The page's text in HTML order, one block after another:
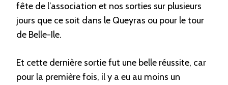
fête de l’association et nos sorties sur plusieurs
jours que ce soit dans le Queyras ou pour le tour
de Belle-Ile.
Et cette dernière sortie fut une belle réussite, car
pour la première fois, il y a eu au moins un